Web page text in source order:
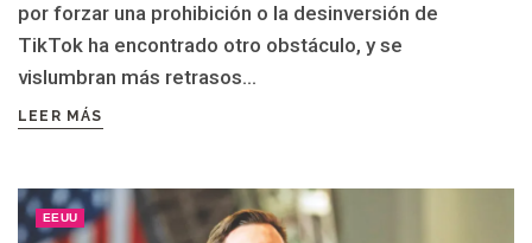
por forzar una prohibición o la desinversión de
TikTok ha encontrado otro obstáculo, y se
vislumbran más retrasos...
LEER MÁS
EEUU